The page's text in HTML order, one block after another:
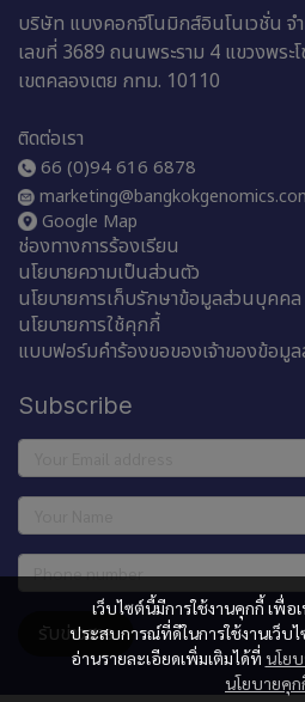
เว็บไซต์นี้มีการใช้งานคุกกี้ เพื่
ประสบการณ์ที่ดีในการใช้งานเว็บ
อ่านรายละเอียดเพิ่มเติมได้ที่ นโย
นโยบายคุก
บริษัท แบงคอกจีโนมิกส์อินโนเวชั่น จ
เลขที่ 3689 ถนนพระราม 4 แขวงพระ
เขตคลองเตย กทม. 10110
ติดต่อเรา
66 (0)94 616 6878
Google Map
ช่องทางการร้องเรียน
นโยบายความเป็นส่วนตัว
นโยบายการเก็บรักษาข้อมูลส่วนบุคคล
นโยบายการใช้คุกกี้
แบบฟอร์มคำร้องขอของเจ้าของข้อมู
Subscribe
รับข่าวสาร